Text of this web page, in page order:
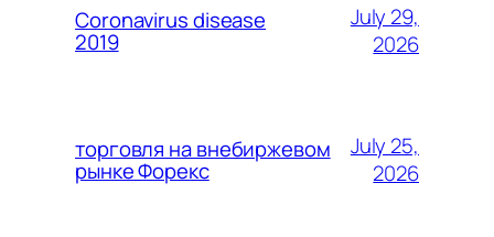
Coronavirus disease
2019
July 29,
2026
торговля на внебиржевом
рынке Форекс
July 25,
2026